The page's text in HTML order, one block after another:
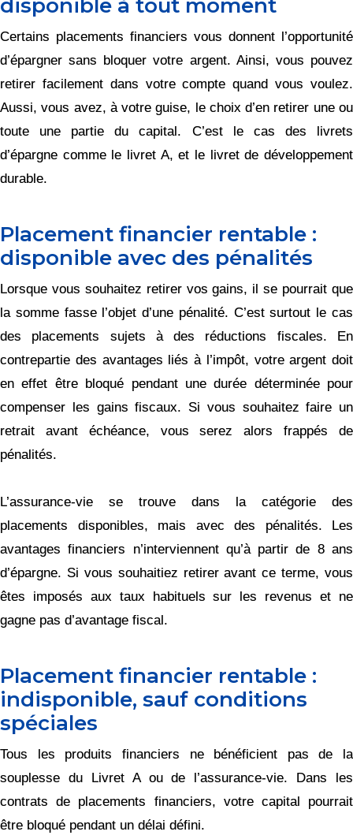
disponible à tout moment
Certains placements financiers vous donnent l’opportunité
d’épargner sans bloquer votre argent. Ainsi, vous pouvez
retirer facilement dans votre compte quand vous voulez.
Aussi, vous avez, à votre guise, le choix d’en retirer une ou
toute une partie du capital. C’est le cas des livrets
d’épargne comme le livret A, et le livret de développement
durable.
Placement financier rentable :
disponible avec des pénalités
Lorsque vous souhaitez retirer vos gains, il se pourrait que
la somme fasse l’objet d’une pénalité. C’est surtout le cas
des placements sujets à des réductions fiscales. En
contrepartie des avantages liés à l’impôt, votre argent doit
en effet être bloqué pendant une durée déterminée pour
compenser les gains fiscaux. Si vous souhaitez faire un
retrait avant échéance, vous serez alors frappés de
pénalités.
L’assurance-vie se trouve dans la catégorie des
placements disponibles, mais avec des pénalités. Les
avantages financiers n’interviennent qu’à partir de 8 ans
d’épargne. Si vous souhaitiez retirer avant ce terme, vous
êtes imposés aux taux habituels sur les revenus et ne
gagne pas d’avantage fiscal.
Placement financier rentable :
indisponible, sauf conditions
spéciales
Tous les produits financiers ne bénéficient pas de la
souplesse du Livret A ou de l’assurance-vie. Dans les
contrats de placements financiers, votre capital pourrait
être bloqué pendant un délai défini.